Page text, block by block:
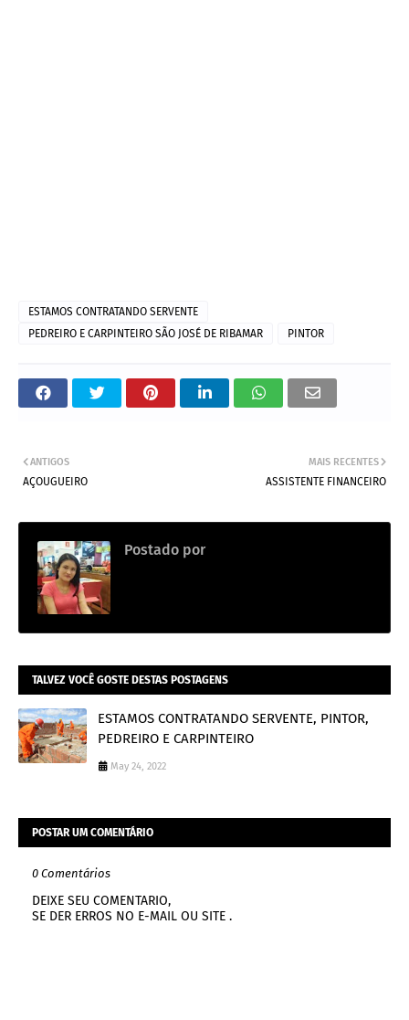
ESTAMOS CONTRATANDO SERVENTE
PEDREIRO E CARPINTEIRO SÃO JOSÉ DE RIBAMAR
PINTOR
MAIS RECENTES
ASSISTENTE FINANCEIRO
ANTIGOS
AÇOUGUEIRO
Postado por
TALVEZ VOCÊ GOSTE DESTAS POSTAGENS
ESTAMOS CONTRATANDO SERVENTE, PINTOR,
PEDREIRO E CARPINTEIRO
May 24, 2022
POSTAR UM COMENTÁRIO
0 Comentários
DEIXE SEU COMENTARIO,
SE DER ERROS NO E-MAIL OU SITE .